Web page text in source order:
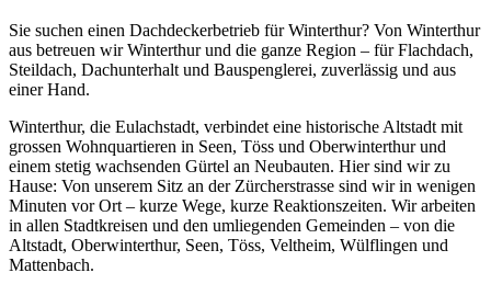
Sie suchen einen Dachdeckerbetrieb für Winterthur? Von Winterthur
aus betreuen wir Winterthur und die ganze Region – für Flachdach,
Steildach, Dachunterhalt und Bauspenglerei, zuverlässig und aus
einer Hand.
Winterthur, die Eulachstadt, verbindet eine historische Altstadt mit
grossen Wohnquartieren in Seen, Töss und Oberwinterthur und
einem stetig wachsenden Gürtel an Neubauten. Hier sind wir zu
Hause: Von unserem Sitz an der Zürcherstrasse sind wir in wenigen
Minuten vor Ort – kurze Wege, kurze Reaktionszeiten. Wir arbeiten
in allen Stadtkreisen und den umliegenden Gemeinden – von die
Altstadt, Oberwinterthur, Seen, Töss, Veltheim, Wülflingen und
Mattenbach.